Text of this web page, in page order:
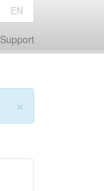
Support
EN
×